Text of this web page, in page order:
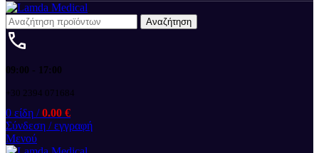
Αναζήτηση
09:00 - 17:00
+30 2394 071684
0 είδη / 0.00 €
Σύνδεση / εγγραφή
Μενού